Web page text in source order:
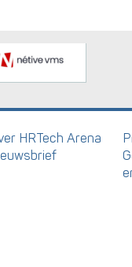
HRTech Arena